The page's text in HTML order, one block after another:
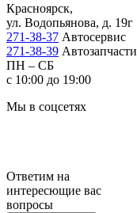
Красноярск,
ул. Водопьянова, д. 19г
271-38-37 Автосервис
271-38-39 Автозапчасти
ПН – СБ
с 10:00 до 19:00
Мы в соцсетях
Ответим на
интересющие вас
вопросы